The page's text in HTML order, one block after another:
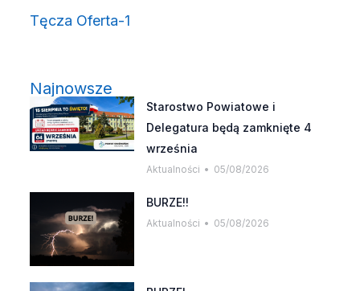
Tęcza Oferta-1
Najnowsze
Starostwo Powiatowe i
Delegatura będą zamknięte 4
września
Aktualności 05/08/2026
BURZE!!
Aktualności 05/08/2026